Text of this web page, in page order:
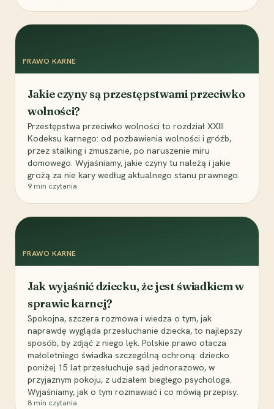
PRAWO KARNE
Jakie czyny są przestępstwami przeciwko
wolności?
Przestępstwa przeciwko wolności to rozdział XXIII
Kodeksu karnego: od pozbawienia wolności i gróźb,
przez stalking i zmuszanie, po naruszenie miru
domowego. Wyjaśniamy, jakie czyny tu należą i jakie
grożą za nie kary według aktualnego stanu prawnego.
9 min czytania
PRAWO KARNE
Jak wyjaśnić dziecku, że jest świadkiem w
sprawie karnej?
Spokojna, szczera rozmowa i wiedza o tym, jak
naprawdę wygląda przesłuchanie dziecka, to najlepszy
sposób, by zdjąć z niego lęk. Polskie prawo otacza
małoletniego świadka szczególną ochroną: dziecko
poniżej 15 lat przesłuchuje sąd jednorazowo, w
przyjaznym pokoju, z udziałem biegłego psychologa.
Wyjaśniamy, jak o tym rozmawiać i co mówią przepisy.
8 min czytania